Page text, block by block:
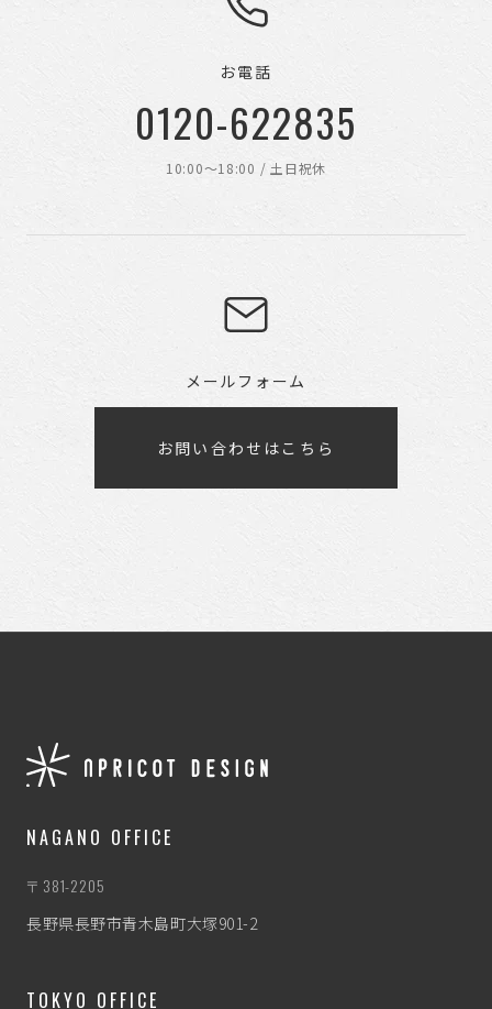
お電話
0120-622835
10:00〜18:00 / 土日祝休
メールフォーム
お問い合わせはこちら
NAGANO OFFICE
〒381-2205
長野県長野市青木島町大塚901-2
TOKYO OFFICE